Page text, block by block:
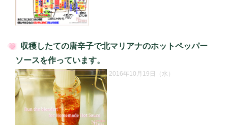
稿
日:
収穫したての唐辛子で北マリアナのホットペッパー
ソースを作っています。
2016年10月19日（水）